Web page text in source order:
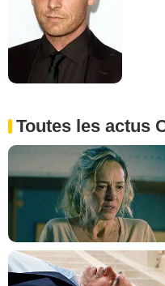
Toutes les actus